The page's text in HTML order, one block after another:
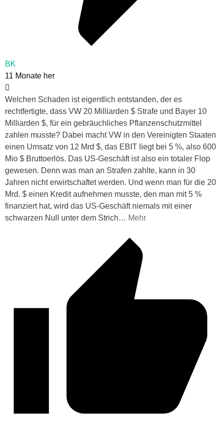
BK
11 Monate her
Welchen Schaden ist eigentlich entstanden, der es
rechtfertigte, dass VW 20 Milliarden $ Strafe und Bayer 10
Milliarden $, für ein gebräuchliches Pflanzenschutzmittel
zahlen musste? Dabei macht VW in den Vereinigten Staaten
einen Umsatz von 12 Mrd $, das EBIT liegt bei 5 %, also 600
Mio $ Bruttoerlös. Das US-Geschäft ist also ein totaler Flop
gewesen. Denn was man an Strafen zahlte, kann in 30
Jahren nicht erwirtschaftet werden. Und wenn man für die 20
Mrd. $ einen Kredit aufnehmen musste, den man mit 5 %
finanziert hat, wird das US-Geschäft niemals mit einer
schwarzen Null unter dem Strich… Mehr